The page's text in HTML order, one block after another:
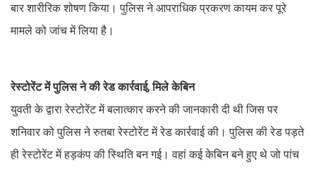
बार शारीरिक शोषण किया। पुलिस ने आपराधिक प्रकरण कायम कर पूरे
मामले को जांच में लिया है।
रेस्टोरेंट में पुलिस ने की रेड कार्रवाई, मिले केबिन
युवती के द्वारा रेस्टोरेंट में बलात्कार करने की जानकारी दी थी जिस पर
शनिवार को पुलिस ने रुतबा रेस्टोरेंट में रेड कार्रवाई की। पुलिस की रेड पड़ते
ही रेस्टोरेंट में हड़कंप की स्थिति बन गई। वहां कई केबिन बने हुए थे जो पांच